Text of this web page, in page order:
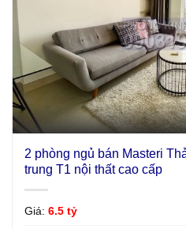
2 phòng ngủ bán Masteri
trung T1 nội thất cao cấp
Giá: 6.5 tỷ